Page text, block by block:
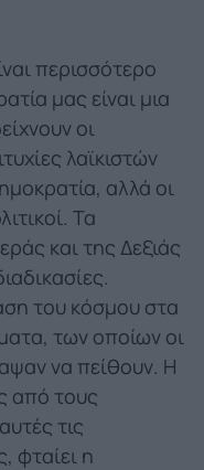
περισσότερο
μας είναι μια
οι
λαϊκιστών
αλλά οι
Τα
και της Δεξιάς
του κόσμου στα
των οποίων οι
να πείθουν. Η
από τους
τις
φταίει η